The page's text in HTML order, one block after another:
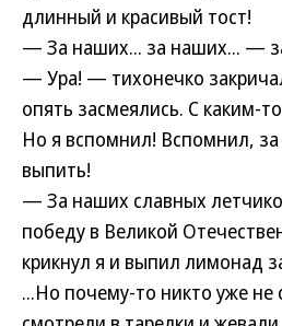
длинный и красивый тост!
— За наших... за наших... —
— Ура! — тихонечко
опять засмеялись. С каким-
Но я вспомнил! Вспомнил,
выпить!
— За наших славных
победу в Великой
крикнул я и выпил лимонад
...Но почему-то никто уже не